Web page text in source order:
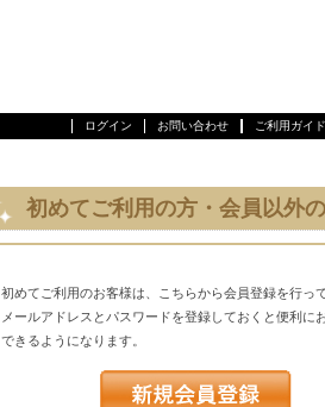
ご利用ガイド
お問い合わせ
ログイン
初めてご利用の方・会員以外
初めてご利用のお客様は、こちらから会員登録を行っ
メールアドレスとパスワードを登録しておくと便利に
できるようになります。